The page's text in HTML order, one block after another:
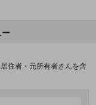
住者・元所有者さんを含